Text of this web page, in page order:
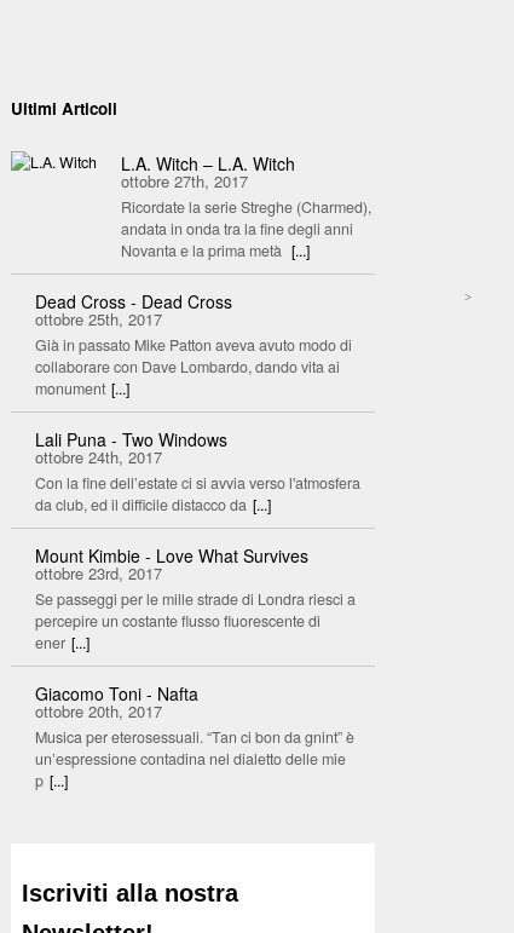
>
Ultimi Articoli
L.A. Witch – L.A. Witch
ottobre 27th, 2017
Ricordate la serie Streghe (Charmed),
andata in onda tra la fine degli anni
Novanta e la prima metà [...]
Dead Cross - Dead Cross
ottobre 25th, 2017
Già in passato Mike Patton aveva avuto modo di
collaborare con Dave Lombardo, dando vita ai
monument [...]
Lali Puna - Two Windows
ottobre 24th, 2017
Con la fine dell’estate ci si avvia verso l'atmosfera
da club, ed il difficile distacco da [...]
Mount Kimbie - Love What Survives
ottobre 23rd, 2017
Se passeggi per le mille strade di Londra riesci a
percepire un costante flusso fluorescente di
ener [...]
Giacomo Toni - Nafta
ottobre 20th, 2017
Musica per eterosessuali. “Tan ci bon da gnint” è
un’espressione contadina nel dialetto delle mie
p [...]
Iscriviti alla nostra